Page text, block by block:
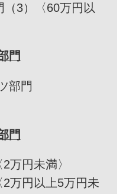
（3）〈60万円以
門
部門
門
万円未満〉
万円以上5万円未